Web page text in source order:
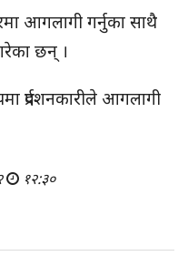
आगलागी गर्नुका साथै
छन् ।
प्रर्दशनकारीले आगलागी
१२:३०